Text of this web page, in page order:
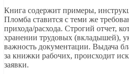
Книга содержит примеры,
Пломба ставится с теми же
прихода/расхода. Строгий отчет,
хранении трудовых (вкладышей),
важность документации. Выдача
за книжки рабочих, происходит
заявки.